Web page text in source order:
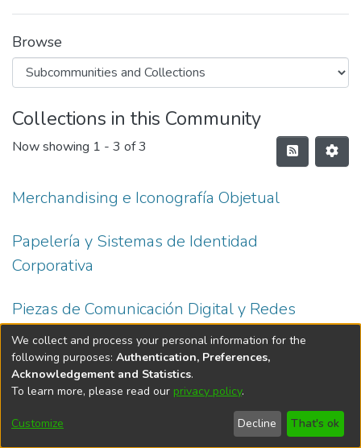
Browse
Collections in this Community
Now showing 1 - 3 of 3
Merchandising e Iconografía Objetual
Papelería y Sistemas de Identidad
Corporativa
Piezas de Comunicación Digital y Redes
Sociales
DSpace softwarecopyright © 2002-2026
Cookie
End User
Agreement
Send
Feedback
We collect and process your personal information for the
following purposes: Authentication, Preferences,
Acknowledgement and Statistics.
To learn more, please read our privacy policy.
Customize Decline That's ok